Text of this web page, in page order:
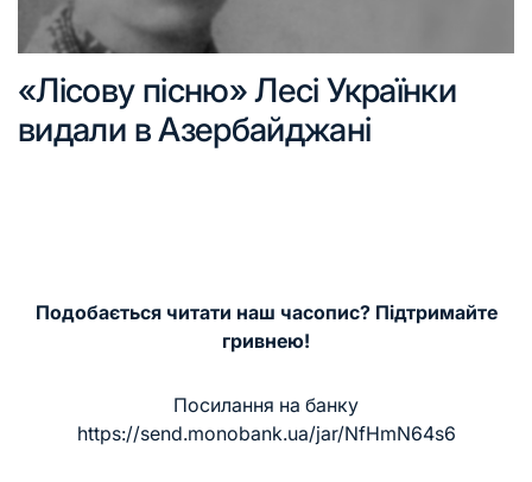
«Лісову пісню» Лесі Українки
видали в Азербайджані
Подобається читати наш часопис? Підтримайте
гривнею!
Посилання на банку
https://send.monobank.ua/jar/NfHmN64s6